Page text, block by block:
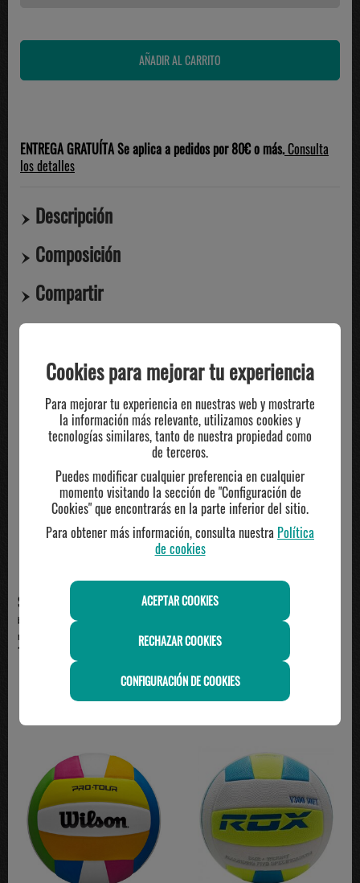
ENTREGA GRATUÍTA Se aplica a pedidos por 80€ o más.Consulta
los detalles
Descripción
Composición
Compartir
TE PUEDE INTERESAR
SOFTEE
balón voleybol SOFTEE VITALITY,
multicolor
14.95€
WILSON
Balón de Voleibol Wilson Soft Play
- Tacto Suav...
19.95€
Cookies para mejorar tu experiencia
Para mejorar tu experiencia en nuestras web y mostrarte
la información más relevante, utilizamos cookies y
tecnologías similares, tanto de nuestra propiedad como
de terceros.
Puedes modificar cualquier preferencia en cualquier
momento visitando la sección de "Configuración de
Cookies" que encontrarás en la parte inferior del sitio.
Para obtener más información, consulta nuestra Política
de cookies
ACEPTAR COOKIES
RECHAZAR COOKIES
CONFIGURACIÓN DE COOKIES